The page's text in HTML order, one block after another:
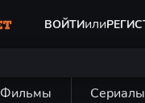
ВОЙТИили
Фильмы Сериалы